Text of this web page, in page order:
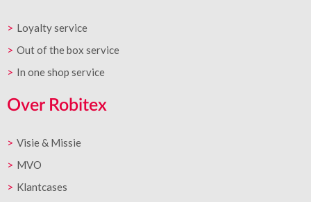
Loyalty service
Out of the box service
In one shop service
Over Robitex
Visie & Missie
MVO
Klantcases